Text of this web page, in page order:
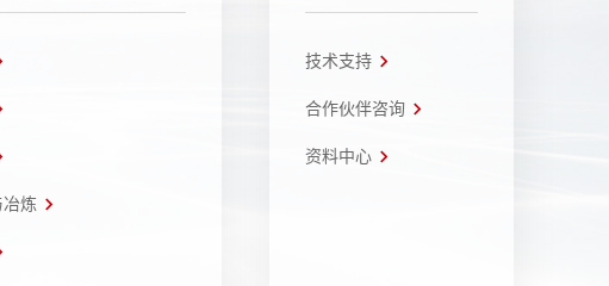
炼
技术支持
合作伙伴咨询
资料中心